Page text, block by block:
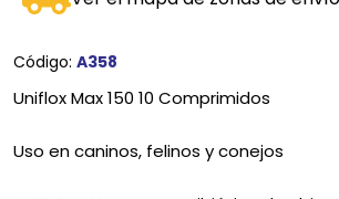
Código: A358
Uniflox Max 150 10 Comprimidos
Uso en caninos, felinos y conejos